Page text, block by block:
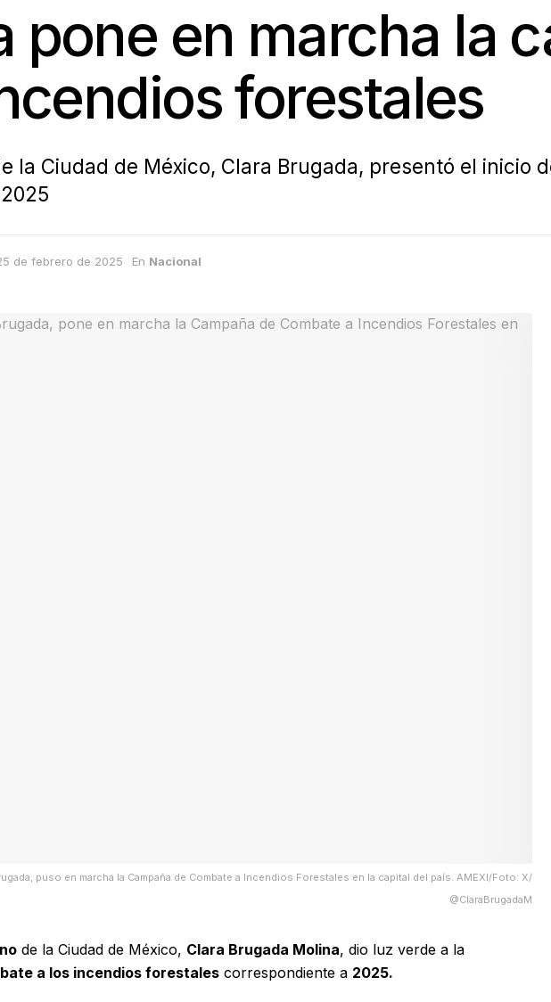
pone en marcha la
forestales
la Ciudad de México, Clara Brugada, presentó el inicio
de febrero de 2025 En Nacional
puso en marcha la Campaña de Combate a Incendios Forestales en la capital del país. AMEXI/Foto: X/
@ClaraBrugadaM
de la Ciudad de México, Clara Brugada Molina, dio luz verde a la
a los incendios forestales correspondiente a 2025.